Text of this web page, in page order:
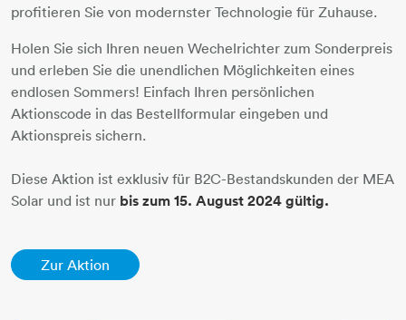
profitieren Sie von modernster Technologie für Zuhause.
Holen Sie sich Ihren neuen Wechelrichter zum Sonderpreis
und erleben Sie die unendlichen Möglichkeiten eines
endlosen Sommers! Einfach Ihren persönlichen
Aktionscode in das Bestellformular eingeben und
Aktionspreis sichern.
Diese Aktion ist exklusiv für B2C-Bestandskunden der MEA
Solar und ist nur bis zum 15. August 2024 gültig.
Zur Aktion